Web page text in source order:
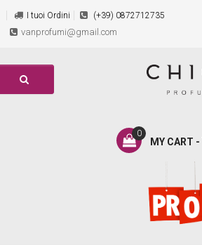
I tuoi Ordini (+39) 0872712735
vanprofumi@gmail.com
MY CART -
0